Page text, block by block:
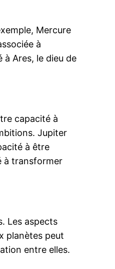
Mercure
à
à Ares, le dieu de
capacité à
Jupiter
à être
à transformer
Les aspects
planètes peut
entre elles.